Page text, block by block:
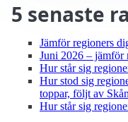
5 senaste
Jämför regioners
Juni 2026 – jämför
Hur står sig
Hur stod sig
toppar, följt av
Hur står sig